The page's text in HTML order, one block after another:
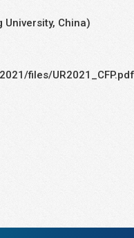
University, China)
files/UR2021_CFP.pdf